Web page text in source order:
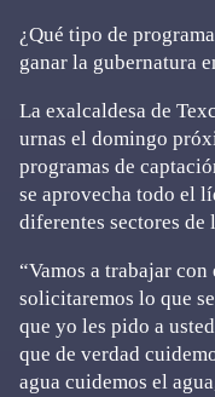
¿Qué tipo de
ganar la gubernatura
La exalcaldesa de
urnas el domingo
programas de
se aprovecha todo el
diferentes sectores de
“Vamos a trabajar
solicitaremos lo que
que yo les pido a
que de verdad
agua cuidemos el